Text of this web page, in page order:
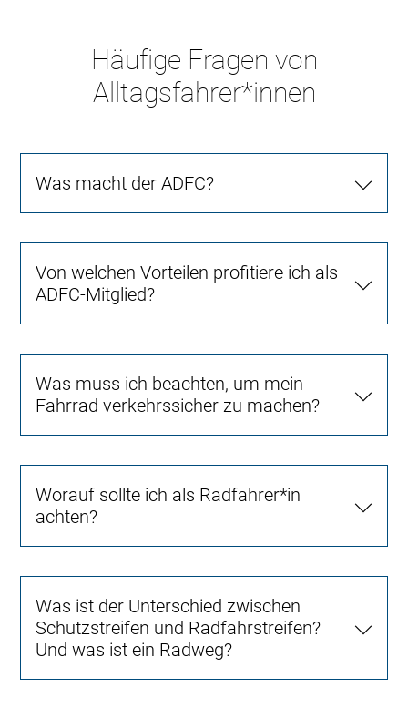
Häufige Fragen von
Alltagsfahrer*innen
Was macht der ADFC?
Von welchen Vorteilen profitiere ich als
ADFC-Mitglied?
Was muss ich beachten, um mein
Fahrrad verkehrssicher zu machen?
Worauf sollte ich als Radfahrer*in
achten?
Was ist der Unterschied zwischen
Schutzstreifen und Radfahrstreifen?
Und was ist ein Radweg?